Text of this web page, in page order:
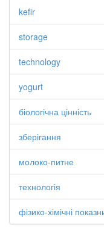
kefir
storage
technology
yogurt
біологічна цінність
зберігання
молоко-питне
технологія
фізико-хімічні